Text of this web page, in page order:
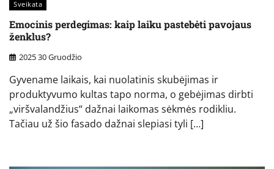
Sveikata
Emocinis perdegimas: kaip laiku pastebėti pavojaus
ženklus?
2025 30 Gruodžio
Gyvename laikais, kai nuolatinis skubėjimas ir
produktyvumo kultas tapo norma, o gebėjimas dirbti
„viršvalandžius“ dažnai laikomas sėkmės rodikliu.
Tačiau už šio fasado dažnai slepiasi tyli […]